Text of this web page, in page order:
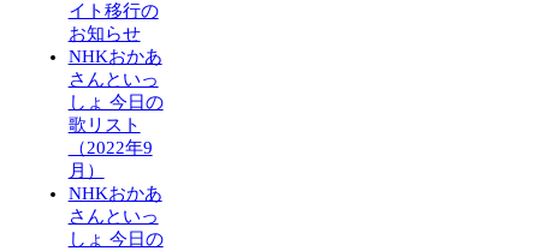
イト移行の
お知らせ
NHKおかあ
さんといっ
しょ 今日の
歌リスト
（2022年9
月）
NHKおかあ
さんといっ
しょ 今日の